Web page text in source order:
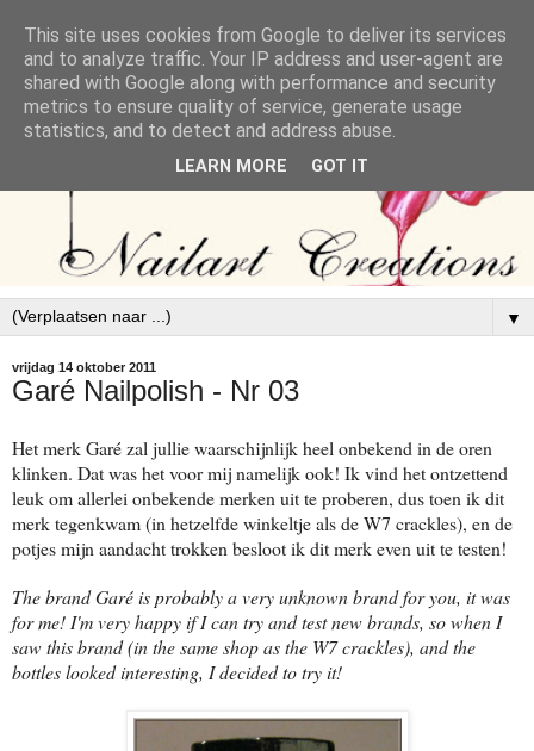
▼
vrijdag 14 oktober 2011
Garé Nailpolish - Nr 03
Het merk Garé zal jullie waarschijnlijk heel onbekend in de oren
klinken. Dat was het voor mij namelijk ook! Ik vind het ontzettend
leuk om allerlei onbekende merken uit te proberen, dus toen ik dit
merk tegenkwam (in hetzelfde winkeltje als de W7 crackles), en de
potjes mijn aandacht trokken besloot ik dit merk even uit te testen!
The brand Garé is probably a very unknown brand for you, it was
for me! I'm very happy if I can try and test new brands, so when I
saw this brand (in the same shop as the W7 crackles), and the
bottles looked interesting, I decided to try it!
This site uses cookies from Google to deliver its services
and to analyze traffic. Your IP address and user-agent are
shared with Google along with performance and security
metrics to ensure quality of service, generate usage
statistics, and to detect and address abuse.
LEARN MORE GOT IT